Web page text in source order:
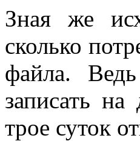
Зная же
сколько
файла.
записать
трое суток